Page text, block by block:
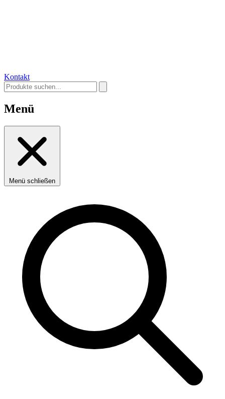
Kontakt
Menü
Menü schließen